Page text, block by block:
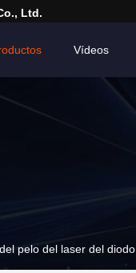
Ltd.
Vídeos
pelo del laser del diodo